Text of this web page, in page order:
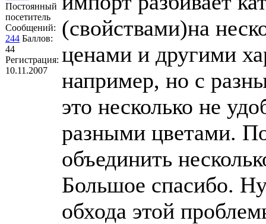
Постоянный
посетитель
Сообщений:
244 Баллов:
44
Регистрация:
10.11.2007
(свойствами)на
ценами и другими
например, но с
это несколько не
разными цветами.
объединить
Большое спасибо.
обхода этой